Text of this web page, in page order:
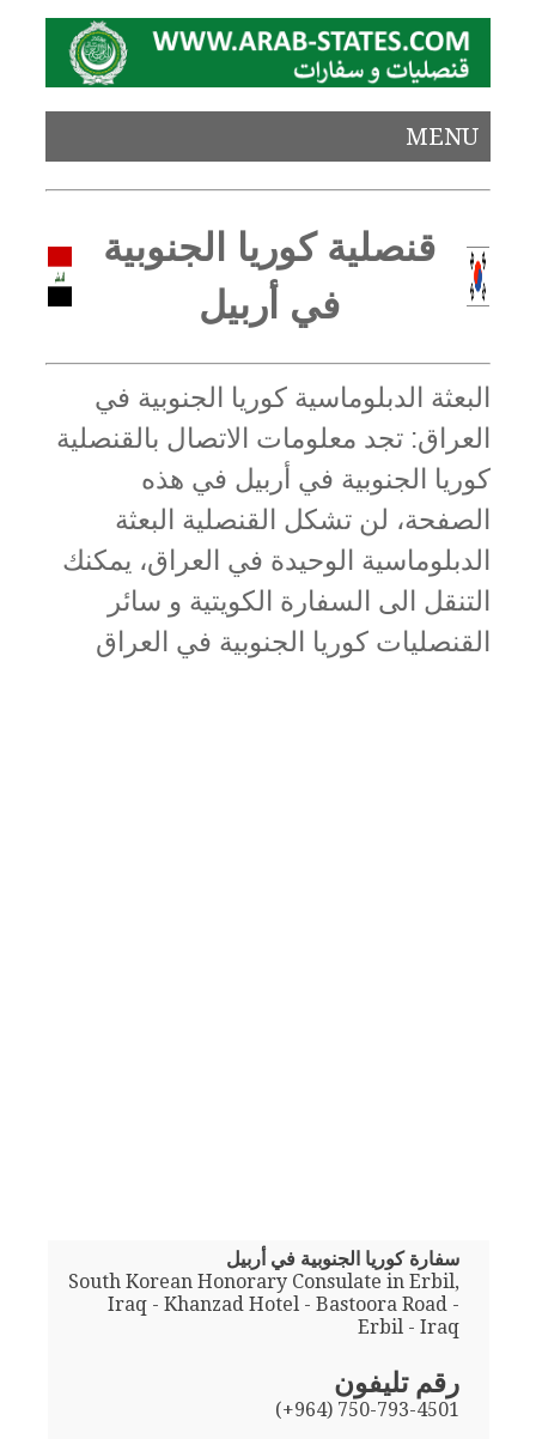
MENU
قنصلية كوريا الجنوبية
في أربيل
البعثة الدبلوماسية كوريا الجنوبية في
العراق: تجد معلومات الاتصال بالقنصلية
كوريا الجنوبية في أربيل في هذه
الصفحة، لن تشكل القنصلية البعثة
الدبلوماسية الوحيدة في العراق، يمكنك
التنقل الى السفارة الكويتية و سائر
القنصليات كوريا الجنوبية في العراق
سفارة كوريا الجنوبية في أربيل
South Korean Honorary Consulate in Erbil,
Iraq - Khanzad Hotel - Bastoora Road -
Erbil - Iraq
رقم تليفون
(+964) 750-793-4501